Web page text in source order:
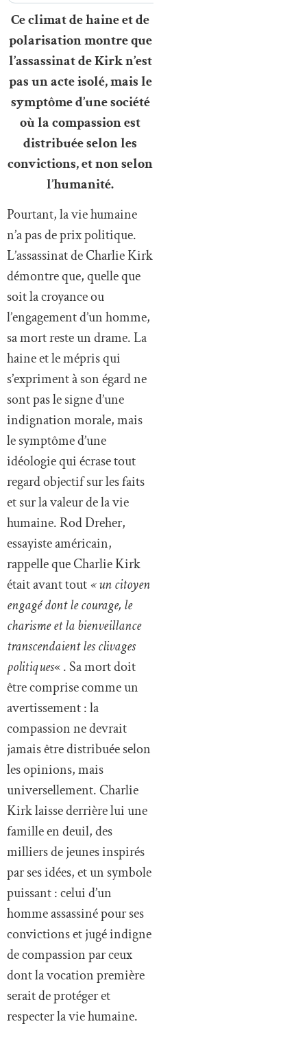
Ce climat de haine et de
polarisation montre que
l’assassinat de Kirk n’est
pas un acte isolé, mais le
symptôme d’une société
où la compassion est
distribuée selon les
convictions, et non selon
l’humanité.
Pourtant, la vie humaine
n’a pas de prix politique.
L’assassinat de Charlie Kirk
démontre que, quelle que
soit la croyance ou
l’engagement d’un homme,
sa mort reste un drame. La
haine et le mépris qui
s’expriment à son égard ne
sont pas le signe d’une
indignation morale, mais
le symptôme d’une
idéologie qui écrase tout
regard objectif sur les faits
et sur la valeur de la vie
humaine. Rod Dreher,
essayiste américain,
rappelle que Charlie Kirk
était avant tout« un citoyen
engagé dont le courage, le
charisme et la bienveillance
transcendaient les clivages
politiques« . Sa mort doit
être comprise comme un
avertissement : la
compassion ne devrait
jamais être distribuée selon
les opinions, mais
universellement. Charlie
Kirk laisse derrière lui une
famille en deuil, des
milliers de jeunes inspirés
par ses idées, et un symbole
puissant : celui d’un
homme assassiné pour ses
convictions et jugé indigne
de compassion par ceux
dont la vocation première
serait de protéger et
respecter la vie humaine.